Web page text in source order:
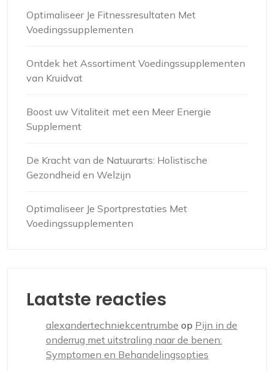
Optimaliseer Je Fitnessresultaten Met
Voedingssupplementen
Ontdek het Assortiment Voedingssupplementen
van Kruidvat
Boost uw Vitaliteit met een Meer Energie
Supplement
De Kracht van de Natuurarts: Holistische
Gezondheid en Welzijn
Optimaliseer Je Sportprestaties Met
Voedingssupplementen
Laatste reacties
alexandertechniekcentrumbe op Pijn in de
onderrug met uitstraling naar de benen:
Symptomen en Behandelingsopties